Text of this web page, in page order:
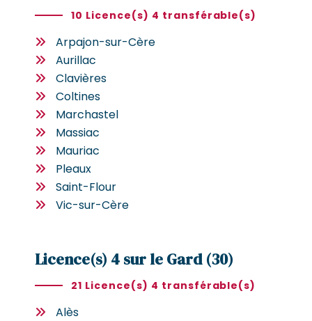
10 Licence(s) 4 transférable(s)
Arpajon-sur-Cère
Aurillac
Clavières
Coltines
Marchastel
Massiac
Mauriac
Pleaux
Saint-Flour
Vic-sur-Cère
Licence(s) 4 sur le Gard (30)
21 Licence(s) 4 transférable(s)
Alès